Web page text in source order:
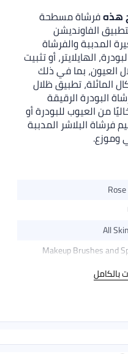
هذهفرشاة مسطحة
الفاونديشن
المدببة والفرشاة
الهايلايتر، أو تثبيت
العيون، بما في ذلك
المائلة، تطبيق ظلال
البودرة الرقيقة
من العيوب للبودرة أو
فرشاة البلاشر المدببة
وموزع.
All
Makeup Brushes and
بالكامل